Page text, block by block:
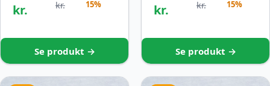
kr.
kr.
15%
Se produkt →
kr.
kr.
15%
Se produkt →